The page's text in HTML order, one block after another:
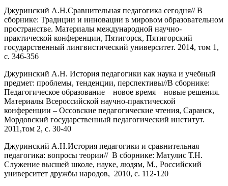
Джуринский А.Н.Сравнительная педагогика сегодня// В
сборнике: Традиции и инновации в мировом образовательном
пространстве. Материалы международной научно-
практической конференции, Пятигорск, Пятигорский
государственный лингвистический университет. 2014, том 1,
с. 346-356
Джуринский А.Н. История педагогики как наука и учебный
предмет: проблемы, тенденции, перспективы//В сборнике:
Педагогическое образование – новое время – новые решения.
Материалы Всероссийской научно-практической
конференции – Оссовские педагогические чтения, Саранск,
Мордовский государственный педагогический институт.
2011,том 2, с. 30-40
Джуринский А.Н.История педагогики и сравнительная
педагогика: вопросы теории// В сборнике: Матулис Т.Н.
Служение высшей школе, науке, людям, М., Российский
университет дружбы народов, 2010, с. 112-120